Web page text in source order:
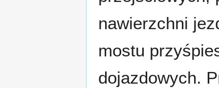
nawierzchni
mostu
dojazdowych.